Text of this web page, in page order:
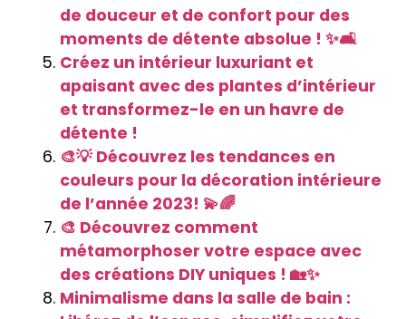
de douceur et de confort pour des
moments de détente absolue ! ✨🛋️
Créez un intérieur luxuriant et
apaisant avec des plantes d’intérieur
et transformez-le en un havre de
détente !
🎨💡 Découvrez les tendances en
couleurs pour la décoration intérieure
de l’année 2023! 💫🌈
🎨 Découvrez comment
métamorphoser votre espace avec
des créations DIY uniques ! 🏡✨
Minimalisme dans la salle de bain :